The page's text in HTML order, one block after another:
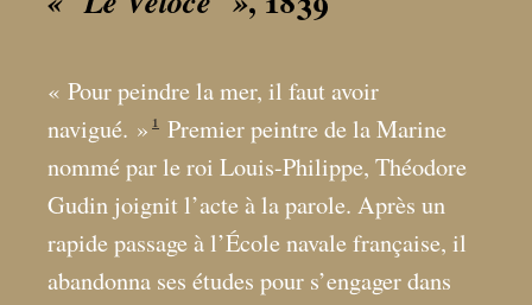
« Pour peindre la mer, il faut avoir
navigué. » 1 Premier peintre de la Marine
nommé par le roi Louis-Philippe, Théodore
Gudin joignit l’acte à la parole. Après un
rapide passage à l’École navale française, il
abandonna ses études pour s’engager dans